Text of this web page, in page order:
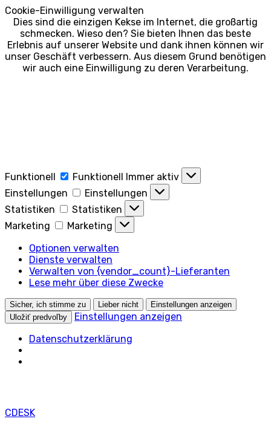
Cookie-Einwilligung verwalten
Dies sind die einzigen Kekse im Internet, die großartig
schmecken. Wieso den? Sie bieten Ihnen das beste
Erlebnis auf unserer Website und dank ihnen können wir
unser Geschäft verbessern. Aus diesem Grund benötigen
wir auch eine Einwilligung zu deren Verarbeitung.
Funktionell Funktionell Immer aktiv
Einstellungen
Einstellungen
Statistiken
Statistiken
Marketing
Marketing
Optionen verwalten
Dienste verwalten
Verwalten von {vendor_count}-Lieferanten
Lese mehr über diese Zwecke
Sicher, ich stimme zu Lieber nicht
Einstellungen anzeigen
Uložiť predvoľby
Einstellungen anzeigen
Datenschutzerklärung
CDESK